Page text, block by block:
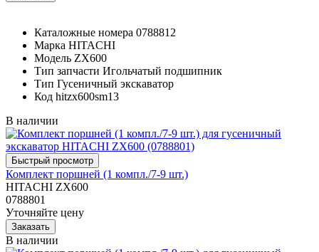
Каталожные номера 0788812
Марка HITACHI
Модель ZX600
Тип запчасти Игольчатый подшипник
Тип Гусеничный экскаватор
Код hitzx600sm13
В наличии
Комплект поршней (1 компл./7-9 шт.)
HITACHI ZX600
0788801
Уточняйте цену
В наличии